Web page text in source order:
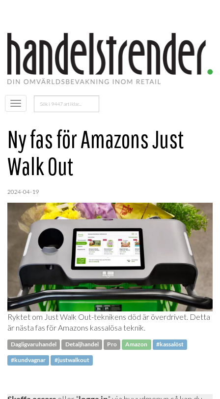
Öppna
menyn
Sök
efter:
Ny fas för Amazons Just
Walk Out
2024-04-19
Ryktet om Just Walk Out-teknikens död är överdrivet. Detta
är nästa fas för Amazons kassalösa teknik.
Dagligvaruhandel Detaljhandel Pro Amazon #kassalöst
#kundvagnar #justwalkout